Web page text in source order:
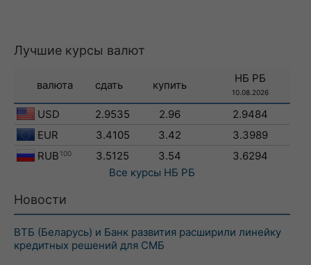
Лучшие курсы валют
валюта сдать купить
НБ РБ
10.08.2026
USD 2.9535 2.96
2.9484
EUR
3.4105 3.42
3.3989
RUB 100 3.5125 3.54
3.6294
Все курсы НБ РБ
Новости
ВТБ (Беларусь) и Банк развития расширили линейку
кредитных решений для СМБ